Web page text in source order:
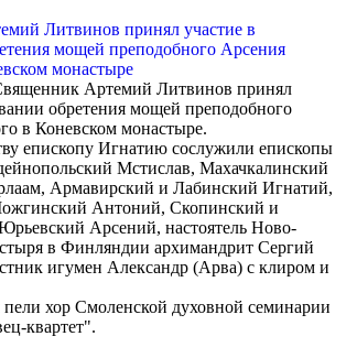
Артемий Литвинов принял
обретения мощей преподобного
в Коневском монастыре.
епископу Игнатию сослужили епископы
Мстислав, Махачкалинский
Армавирский и Лабинский Игнатий,
Антоний, Скопинский и
Арсений, настоятель Ново-
в Финляндии архимандрит Сергий
игумен Александр (Арва) с клиром и
хор Смоленской духовной семинарии
квартет".